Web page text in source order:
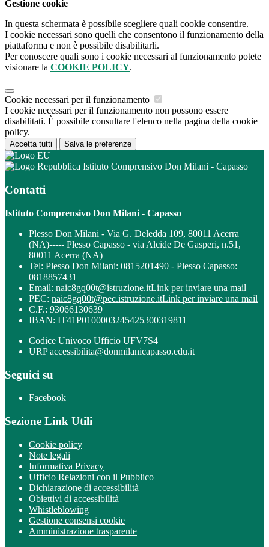
Gestione cookie
In questa schermata è possibile scegliere quali cookie consentire.
I cookie necessari sono quelli che consentono il funzionamento della
piattaforma e non è possibile disabilitarli.
Per conoscere quali sono i cookie necessari al funzionamento potete
visionare la COOKIE POLICY.
Cookie necessari per il funzionamento
I cookie necessari per il funzionamento non possono essere
disabilitati. È possibile consultare l'elenco nella pagina della cookie
policy.
Accetta tutti Salva le preferenze
Istituto Comprensivo Don Milani - Capasso
Contatti
Istituto Comprensivo Don Milani - Capasso
Plesso Don Milani - Via G. Deledda 109, 80011 Acerra
(NA)----- Plesso Capasso - via Alcide De Gasperi, n.51,
80011 Acerra (NA)
Tel: Plesso Don Milani: 0815201490 - Plesso Capasso:
0818857431
Email: naic8gq00t@istruzione.itLink per inviare una mail
PEC: naic8gq00t@pec.istruzione.itLink per inviare una mail
C.F.: 93066130639
IBAN: IT41P0100003245425300319811
Codice Univoco Ufficio UFV7S4
URP accessibilita@donmilanicapasso.edu.it
Seguici su
Facebook
Sezione Link Utili
Cookie policy
Note legali
Informativa Privacy
Ufficio Relazioni con il Pubblico
Dichiarazione di accessibilità
Obiettivi di accessibilità
Whistleblowing
Gestione consensi cookie
Amministrazione trasparente